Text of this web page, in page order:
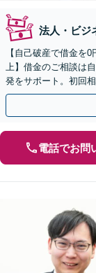
法人・ビジ
【自己破産で借金を
上】借金のご相談は
発をサポート。初回
日祝日・夜間も相談
電話でお問